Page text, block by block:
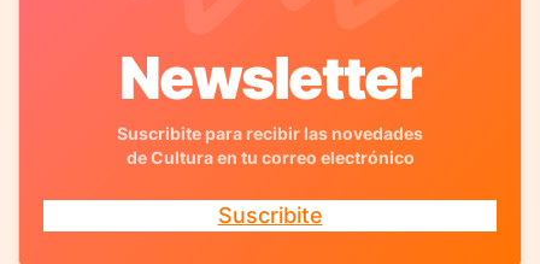
Newsletter
Suscribite para recibir las novedades
de Cultura en tu correo electrónico
Suscribite